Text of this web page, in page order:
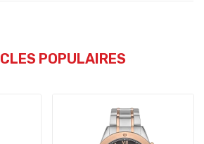
POPULAIRES